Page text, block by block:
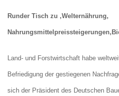
Runder Tisch zu ‚Welternährung,
Land- und Forstwirtschaft habe
Befriedigung der gestiegenen
sich der Präsident des Deutschen